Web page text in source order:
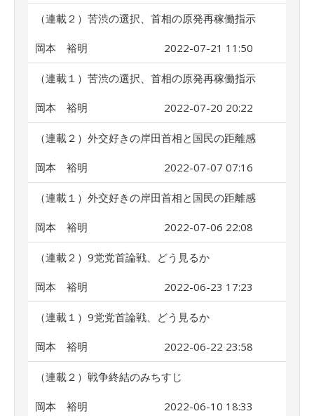
（連載２）苦渋の選択、首相の原発再稼働指示
岡本 裕明 2022-07-21 11:50
（連載１）苦渋の選択、首相の原発再稼働指示
岡本 裕明 2022-07-20 20:22
（連載２）外交好きの岸田首相と国民の距離感
岡本 裕明 2022-07-07 07:16
（連載１）外交好きの岸田首相と国民の距離感
岡本 裕明 2022-07-06 22:08
（連載２）9党党首論戦、どう見るか
岡本 裕明 2022-06-23 17:23
（連載１）9党党首論戦、どう見るか
岡本 裕明 2022-06-22 23:58
（連載２）戦争終結のみちすじ
岡本 裕明 2022-06-10 18:33